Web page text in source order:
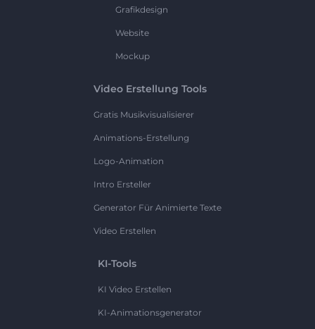
Grafikdesign
Website
Mockup
Video Erstellung Tools
Gratis Musikvisualisierer
Animations-Erstellung
Logo-Animation
Intro Ersteller
Generator Für Animierte Texte
Video Erstellen
KI-Tools
KI Video Erstellen
KI-Animationsgenerator